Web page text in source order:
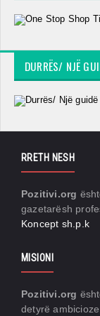
DURRËS/ NJË
RRETH NESH
Pozitivi.org
gazetarësh
Koncept sh.p.k
MISIONI
Pozitivi.org
detyrë